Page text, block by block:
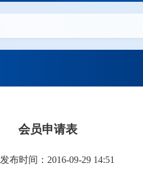
会员申请表
发布时间：2016-09-29 14:51